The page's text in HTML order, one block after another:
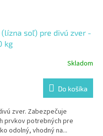
(lízna soľ) pre divú zver -
kg
Skladom
Do košíka
zver. Zabezpečuje
prvkov potrebných pre
odolný, vhodný na...